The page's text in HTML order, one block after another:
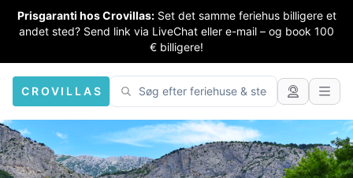
Prisgaranti hos Crovillas: Set det samme feriehus billigere et
andet sted? Send link via LiveChat eller e-mail – og book 100
€ billigere!
CROVILLAS